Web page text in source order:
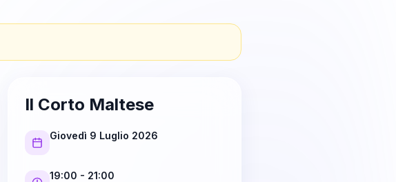
Il Corto Maltese
Giovedì 9 Luglio 2026
19:00 - 21:00